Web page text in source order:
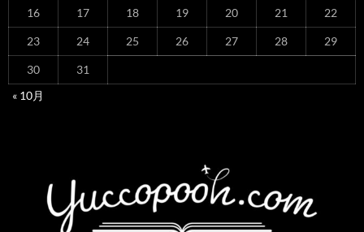
16 17 18 19 20 21 22
23 24 25 26 27 28 29
30
31
« 10月